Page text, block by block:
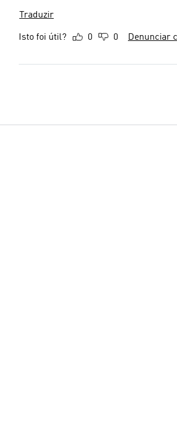
Traduzir
Isto foi útil? 0 0 Denunciar